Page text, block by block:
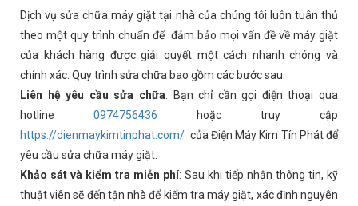
Dịch vụ sửa chữa máy giặt tại nhà của chúng tôi luôn tuân thủ
theo một quy trình chuẩn để đảm bảo mọi vấn đề về máy giặt
của khách hàng được giải quyết một cách nhanh chóng và
chính xác. Quy trình sửa chữa bao gồm các bước sau:
Liên hệ yêu cầu sửa chữa: Bạn chỉ cần gọi điện thoại qua
hotline 0974756436 hoặc truy cập
https://dienmaykimtinphat.com/ của Điện Máy Kim Tín Phát để
yêu cầu sửa chữa máy giặt.
Khảo sát và kiểm tra miễn phí: Sau khi tiếp nhận thông tin, kỹ
thuật viên sẽ đến tận nhà để kiểm tra máy giặt, xác định nguyên